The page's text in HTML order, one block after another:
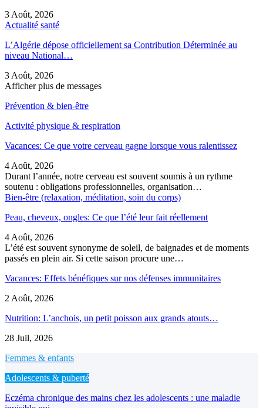
3 Août, 2026
Actualité santé
L’Algérie dépose officiellement sa Contribution Déterminée au
niveau National…
3 Août, 2026
Afficher plus de messages
Prévention & bien-être
Activité physique & respiration
Vacances: Ce que votre cerveau gagne lorsque vous ralentissez
4 Août, 2026
Durant l’année, notre cerveau est souvent soumis à un rythme
soutenu : obligations professionnelles, organisation…
Bien-être (relaxation, méditation, soin du corps)
Peau, cheveux, ongles: Ce que l’été leur fait réellement
4 Août, 2026
L’été est souvent synonyme de soleil, de baignades et de moments
passés en plein air. Si cette saison procure une…
Vacances: Effets bénéfiques sur nos défenses immunitaires
2 Août, 2026
Nutrition: L’anchois, un petit poisson aux grands atouts…
28 Juil, 2026
Femmes & enfants
Adolescents & puberté
Eczéma chronique des mains chez les adolescents : une maladie